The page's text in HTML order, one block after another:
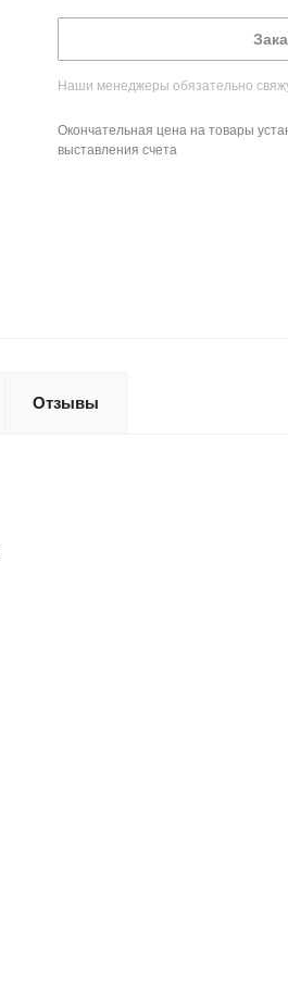
Наши менеджеры обязательно
Окончательная цена на товары
выставления счета
Отзывы